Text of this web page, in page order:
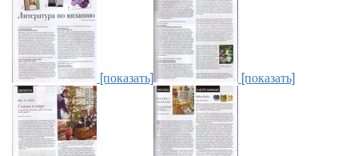
[показать] [показать]